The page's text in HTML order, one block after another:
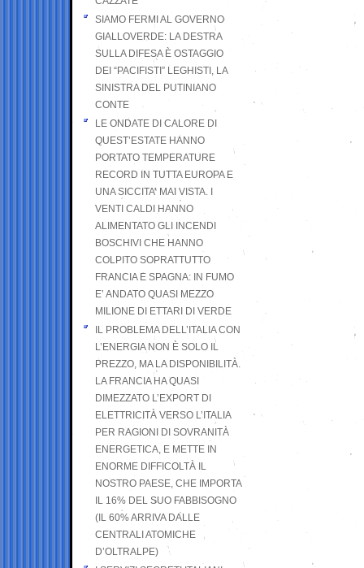
SIAMO FERMI AL GOVERNO
GIALLOVERDE: LA DESTRA
SULLA DIFESA È OSTAGGIO
DEI “PACIFISTI” LEGHISTI, LA
SINISTRA DEL PUTINIANO
CONTE
LE ONDATE DI CALORE DI
QUEST’ESTATE HANNO
PORTATO TEMPERATURE
RECORD IN TUTTA EUROPA E
UNA SICCITA’ MAI VISTA. I
VENTI CALDI HANNO
ALIMENTATO GLI INCENDI
BOSCHIVI CHE HANNO
COLPITO SOPRATTUTTO
FRANCIA E SPAGNA: IN FUMO
E’ ANDATO QUASI MEZZO
MILIONE DI ETTARI DI VERDE
IL PROBLEMA DELL’ITALIA CON
L’ENERGIA NON È SOLO IL
PREZZO, MA LA DISPONIBILITÀ.
LA FRANCIA HA QUASI
DIMEZZATO L’EXPORT DI
ELETTRICITÀ VERSO L’ITALIA
PER RAGIONI DI SOVRANITÀ
ENERGETICA, E METTE IN
ENORME DIFFICOLTÀ IL
NOSTRO PAESE, CHE IMPORTA
IL 16% DEL SUO FABBISOGNO
(IL 60% ARRIVA DALLE
CENTRALI ATOMICHE
D’OLTRALPE)